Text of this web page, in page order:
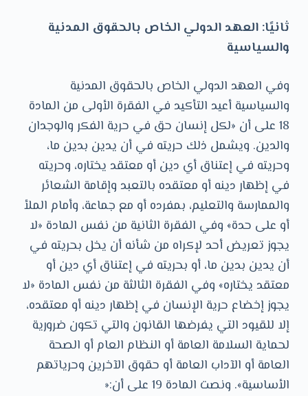
ثانيًا: العهد الدولي الخاص بالحقوق المدنية
والسياسية
وفي العهد الدولي الخاص بالحقوق المدنية
والسياسية أعيد التأكيد في الفقرة الأولى من المادة
18 على أن «لكل إنسان حق في حرية الفكر والوجدان
والدين. ويشمل ذلك حريته في أن يدين بدين ما،
وحريته في إعتناق أي دين أو معتقد يختاره، وحريته
في إظهار دينه أو معتقده بالتعبد وإقامة الشعائر
والممارسة والتعليم، بمفرده أو مع جماعة، وأمام الملأ
أو على حدة» وفي الفقرة الثانية من نفس المادة «لا
يجوز تعريض أحد لإكراه من شأنه أن يخل بحريته في
أن يدين بدين ما، أو بحريته في إعتناق أي دين أو
معتقد يختاره» وفي الفقرة الثالثة من نفس المادة «لا
يجوز إخضاع حرية الإنسان في إظهار دينه أو معتقده،
إلا للقيود التي يفرضها القانون والتي تكون ضرورية
لحماية السلامة العامة أو النظام العام أو الصحة
العامة أو الآداب العامة أو حقوق الآخرين وحرياتهم
الأساسية». ونصت المادة 19 على أن:«